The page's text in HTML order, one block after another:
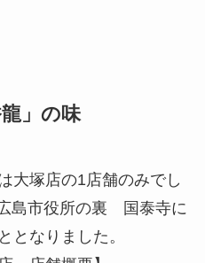
」の味
大塚店の1店舗のみでし
島市役所の裏 国泰寺に
となりました。